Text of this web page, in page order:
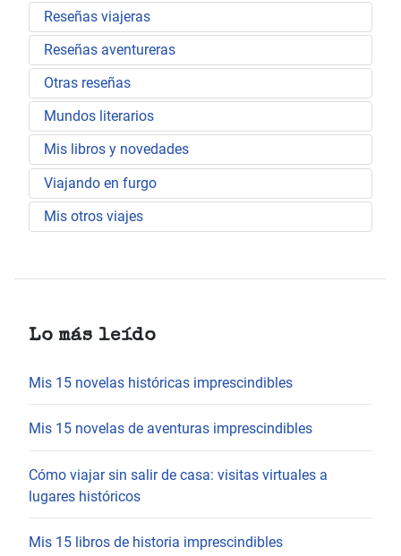
Reseñas viajeras
Reseñas aventureras
Otras reseñas
Mundos literarios
Mis libros y novedades
Viajando en furgo
Mis otros viajes
Lo más leído
Mis 15 novelas históricas imprescindibles
Mis 15 novelas de aventuras imprescindibles
Cómo viajar sin salir de casa: visitas virtuales a
lugares históricos
Mis 15 libros de historia imprescindibles